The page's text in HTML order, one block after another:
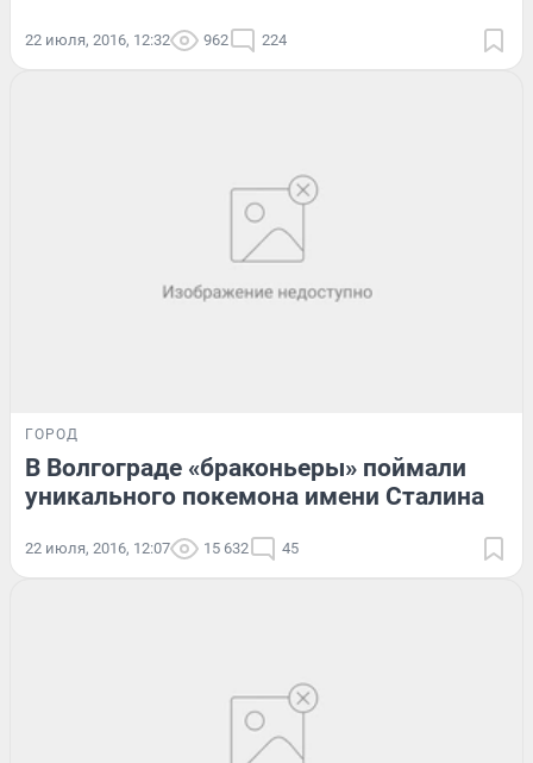
22 июля, 2016, 12:32 962 224
ГОРОД
В Волгограде «браконьеры» поймали
уникального покемона имени Сталина
22 июля, 2016, 12:07 15 632 45